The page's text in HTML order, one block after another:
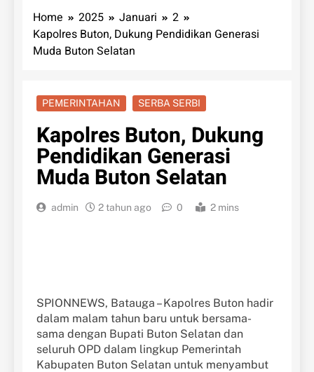
Home 2025 Januari
2
Kapolres Buton, Dukung Pendidikan Generasi
Muda Buton Selatan
PEMERINTAHAN SERBA SERBI
Kapolres Buton, Dukung
Pendidikan Generasi
Muda Buton Selatan
admin 2 tahun ago 0 2 mins
SPIONNEWS, Batauga – Kapolres Buton hadir
dalam malam tahun baru untuk bersama-
sama dengan Bupati Buton Selatan dan
seluruh OPD dalam lingkup Pemerintah
Kabupaten Buton Selatan untuk menyambut